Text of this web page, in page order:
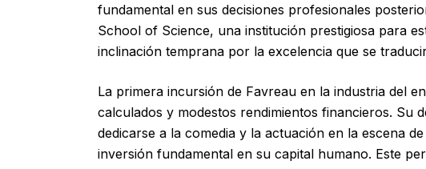
fundamental en sus decisiones profesionales
School of Science, una institución prestigiosa para
inclinación temprana por la excelencia que se
La primera incursión de Favreau en la industria del
calculados y modestos rendimientos financieros. Su
dedicarse a la comedia y la actuación en la escena
inversión fundamental en su capital humano. Este